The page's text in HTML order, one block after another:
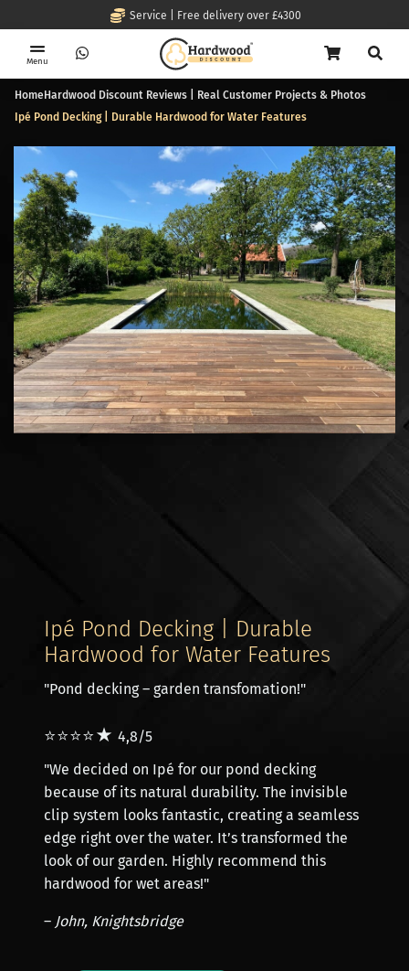
Service | Free delivery over £4300
Menu
Home Hardwood Discount Reviews | Real Customer Projects & Photos
Ipé Pond Decking | Durable Hardwood for Water Features
Ipé Pond Decking | Durable
Hardwood for Water Features
"Pond decking – garden transfomation!"
⭐⭐⭐⭐★ 4,8/5
"We decided on Ipé for our pond decking
because of its natural durability. The invisible
clip system looks fantastic, creating a seamless
edge right over the water. It’s transformed the
look of our garden. Highly recommend this
hardwood for wet areas!"
– John, Knightsbridge